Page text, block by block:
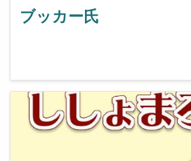
ブッカー氏